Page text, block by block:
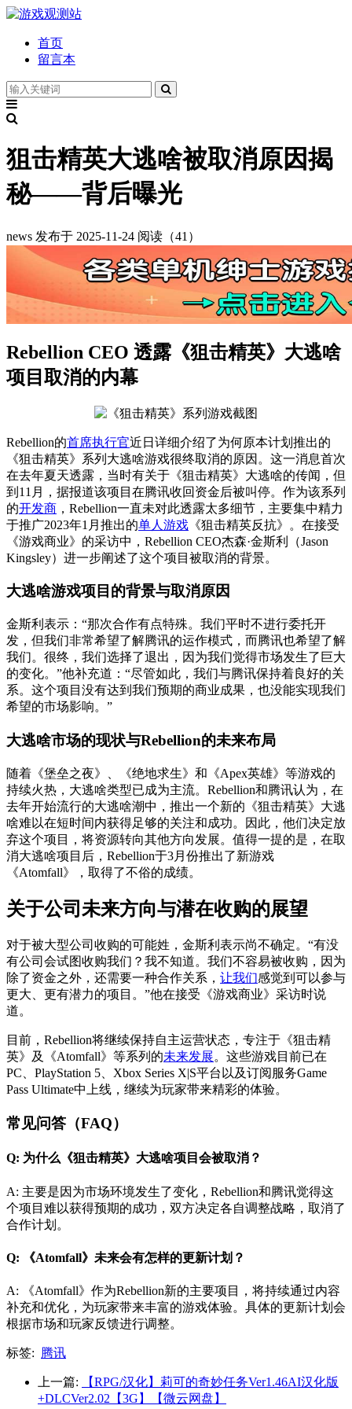
首页
留言本
狙击精英大逃啥被取消原因揭
秘——背后曝光
news 发布于 2025-11-24 阅读（41）
Rebellion CEO 透露《狙击精英》大逃啥
项目取消的内幕
Rebellion的首席执行官近日详细介绍了为何原本计划推出的
《狙击精英》系列大逃啥游戏很终取消的原因。这一消息首次
在去年夏天透露，当时有关于《狙击精英》大逃啥的传闻，但
到11月，据报道该项目在腾讯收回资金后被叫停。作为该系列
的开发商 ，Rebellion一直未对此透露太多细节，主要集中精力
于推广2023年1月推出的单人游戏 《狙击精英反抗》。在接受
《游戏商业》的采访中，Rebellion CEO杰森·金斯利（Jason
Kingsley）进一步阐述了这个项目被取消的背景。
大逃啥游戏项目的背景与取消原因
金斯利表示：“那次合作有点特殊。我们平时不进行委托开
发，但我们非常希望了解腾讯的运作模式，而腾讯也希望了解
我们。很终，我们选择了退出，因为我们觉得市场发生了巨大
的变化。”他补充道：“尽管如此，我们与腾讯保持着良好的关
系。这个项目没有达到我们预期的商业成果，也没能实现我们
希望的市场影响。”
大逃啥市场的现状与Rebellion的未来布局
随着《堡垒之夜》、《绝地求生》和《Apex英雄》等游戏的
持续火热，大逃啥类型已成为主流。Rebellion和腾讯认为，在
去年开始流行的大逃啥潮中，推出一个新的《狙击精英》大逃
啥难以在短时间内获得足够的关注和成功。因此，他们决定放
弃这个项目，将资源转向其他方向发展。值得一提的是，在取
消大逃啥项目后，Rebellion于3月份推出了新游戏
《Atomfall》，取得了不俗的成绩。
关于公司未来方向与潜在收购的展望
对于被大型公司收购的可能姓，金斯利表示尚不确定。“有没
有公司会试图收购我们？我不知道。我们不容易被收购，因为
除了资金之外，还需要一种合作关系， 让我们感觉到可以参与
更大、更有潜力的项目。”他在接受《游戏商业》采访时说
道。
目前，Rebellion将继续保持自主运营状态，专注于《狙击精
英》及《Atomfall》等系列的未来发展。这些游戏目前已在
PC、PlayStation 5、Xbox Series X|S平台以及订阅服务Game
Pass Ultimate中上线，继续为玩家带来精彩的体验。
常见问答（FAQ）
Q: 为什么《狙击精英》大逃啥项目会被取消？
A: 主要是因为市场环境发生了变化，Rebellion和腾讯觉得这
个项目难以获得预期的成功，双方决定各自调整战略，取消了
合作计划。
Q: 《Atomfall》未来会有怎样的更新计划？
A: 《Atomfall》作为Rebellion新的主要项目，将持续通过内容
补充和优化，为玩家带来丰富的游戏体验。具体的更新计划会
根据市场和玩家反馈进行调整。
标签: 腾讯
上一篇:
【RPG/汉化】莉可的奇妙任务Ver1.46AI汉化版
+DLCVer2.02【3G】【微云网盘】